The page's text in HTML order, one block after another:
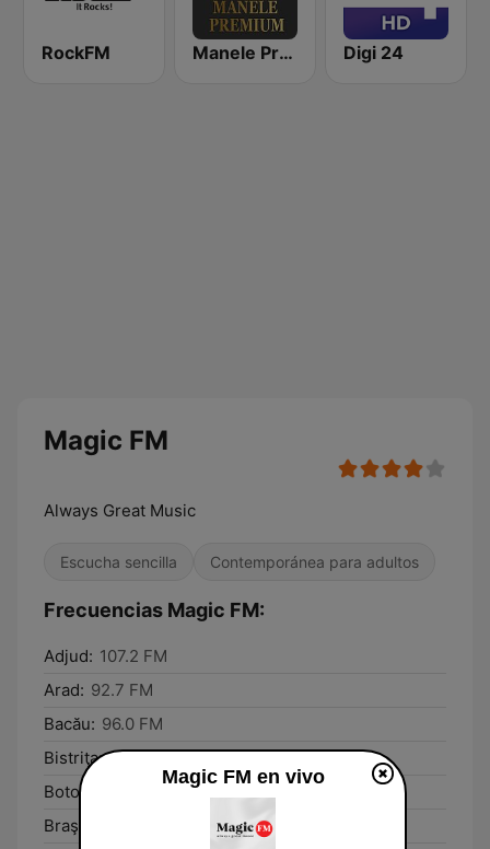
RockFM Manele Premium Digi 24
Magic FM
Always Great Music
Escucha sencilla Contemporánea para adultos
Frecuencias Magic FM:
Adjud: 107.2 FM
Arad: 92.7 FM
Bacău: 96.0 FM
Bistriţa: 99.3 FM
Botoşani:
Braşov:
Magic FM en vivo